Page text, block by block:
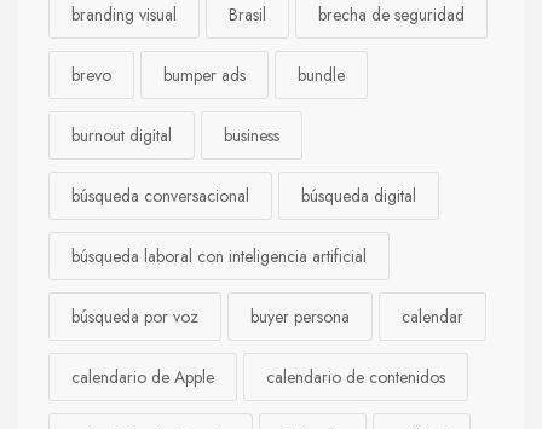
branding visual Brasil brecha de seguridad
brevo bumper ads bundle
burnout digital business
búsqueda conversacional búsqueda digital
búsqueda laboral con inteligencia artificial
búsqueda por voz buyer persona calendar
calendario de Apple calendario de contenidos